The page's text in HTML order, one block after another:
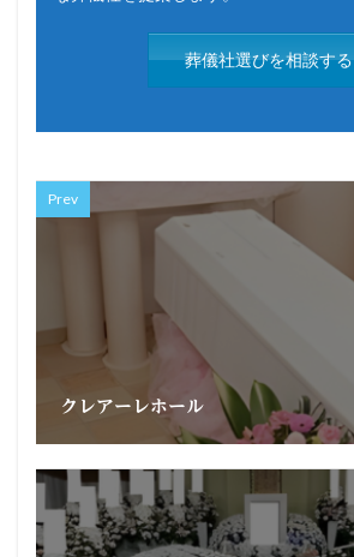
葬儀社選びを相談する
Prev
クレアーレホール